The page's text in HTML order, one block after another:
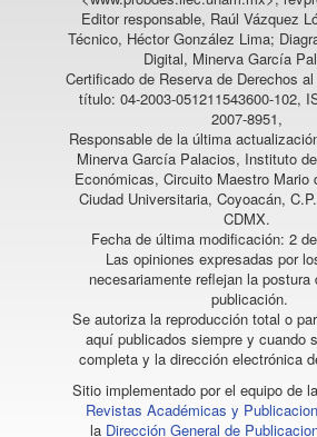
Editor responsable, Raúl Vázquez
Técnico, Héctor González Lima;
Digital, Minerva García
Certificado de Reserva de Derechos
título: 04-2003-051211543600-102,
2007-8951,
Responsable de la última
Minerva García Palacios, Instituto
Económicas, Circuito Maestro Mario
Ciudad Universitaria, Coyoacán,
CDMX.
Fecha de última modificación: 2
Las opiniones expresadas por
necesariamente reflejan la postura
publicación.
Se autoriza la reproducción total o
aquí publicados siempre y cuando
completa y la dirección electrónica
Sitio implementado por el equipo de la
Revistas Académicas y
la Dirección General de